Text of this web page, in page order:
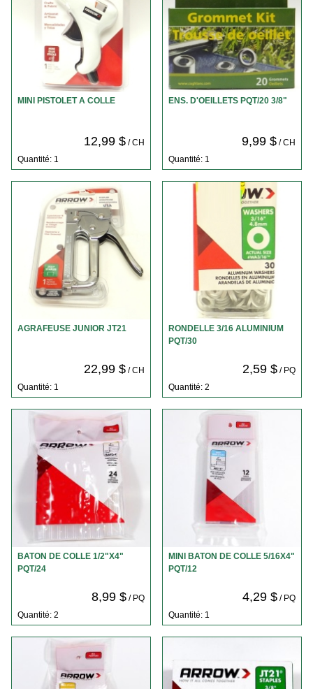
MINI PISTOLET A COLLE
12,99 $/ CH
Quantité: 1
ENS. D'OEILLETS PQT/20 3/8"
9,99 $/ CH
Quantité: 1
AGRAFEUSE JUNIOR JT21
22,99 $/ CH
Quantité: 1
RONDELLE 3/16 ALUMINIUM
PQT/30
2,59 $/ PQ
Quantité: 2
BATON DE COLLE 1/2"X4"
PQT/24
8,99 $/ PQ
Quantité: 2
MINI BATON DE COLLE 5/16X4"
PQT/12
4,29 $/ PQ
Quantité: 1